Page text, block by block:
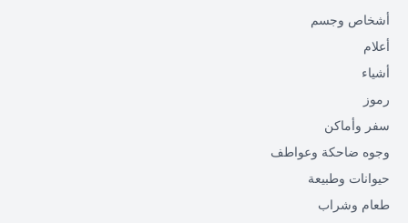
أشخاص وجسم
أعلام
أشياء
رموز
سفر وأماكن
وجوه ضاحكة وعواطف
حيوانات وطبيعة
طعام وشراب